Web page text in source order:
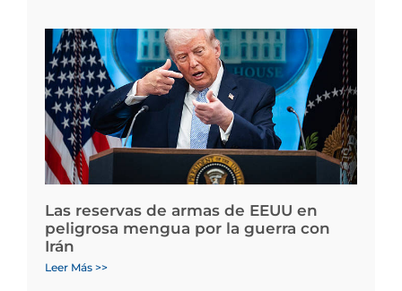
Las reservas de armas de EEUU en
peligrosa mengua por la guerra con
Irán
Leer Más >>